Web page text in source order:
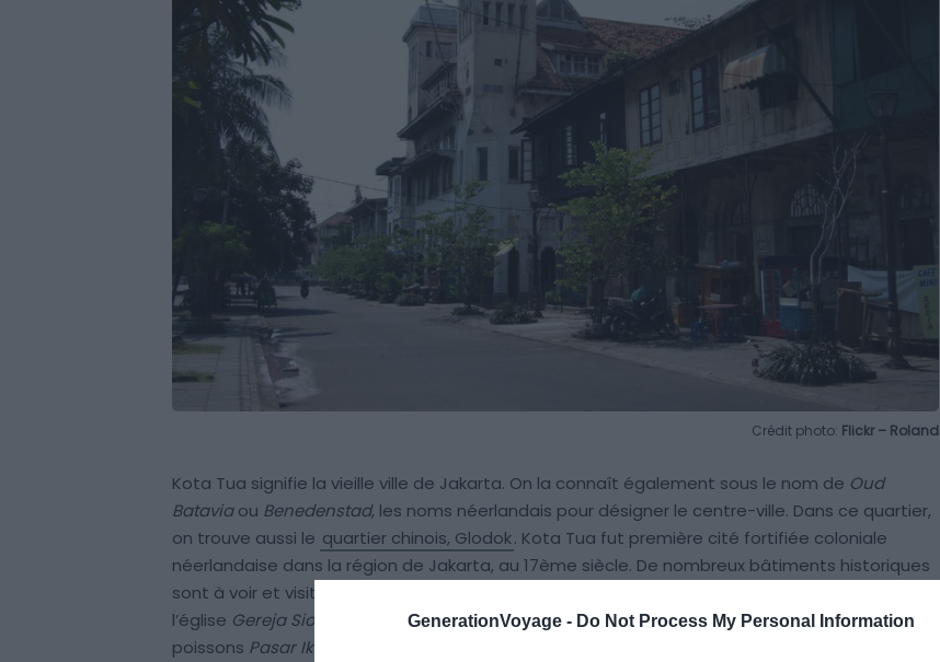
GenerationVoyage - Do Not Process My Personal Information
Crédit photo: Flickr – Roland
Kota Tua signifie la vieille ville de Jakarta. On la connaît également sous le nom de Oud
Bataviaou Benedenstad, les noms néerlandais pour désigner le centre-ville. Dans ce quartier,
on trouve aussi le quartier chinois, Glodok. Kota Tua fut première cité fortifiée coloniale
néerlandaise dans la région de Jakarta, au 17ème siècle. De nombreux bâtiments historiques
sont à voir et visiter, comme par exemple : le
l’église Gereja Sion
, le pont-levis de Kota Intan, la mosquée de Luar Batang, le marché aux
poissons Pasar Ikan